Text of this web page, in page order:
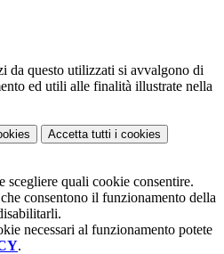
da questo utilizzati si avvalgono di
ed utili alle finalità illustrate nella
Accetta tutti i cookies
scegliere quali cookie consentire.
consentono il funzionamento della
necessari al funzionamento potete
.